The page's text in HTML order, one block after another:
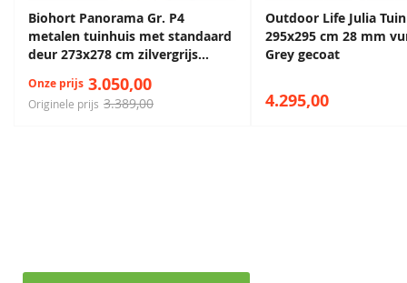
Funderingsmaat inclusief
funderingsbalken
250x250cm
Diepte
Biohort Panorama Gr. P4
metalen tuinhuis met standaard
deur 273x278 cm zilvergrijs
Originele prijs 3.389,00
Onze prijs 3.050,00
Outdoor Life Julia
295x295 cm 28 mm
Grey gecoat
4.295,00